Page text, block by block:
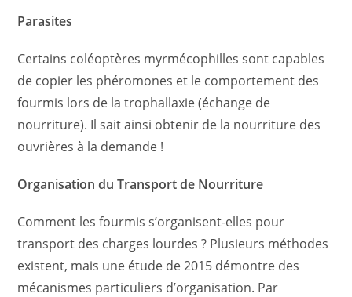
Parasites
Certains coléoptères myrmécophilles sont capables
de copier les phéromones et le comportement des
fourmis lors de la trophallaxie (échange de
nourriture). Il sait ainsi obtenir de la nourriture des
ouvrières à la demande !
Organisation du Transport de Nourriture
Comment les fourmis s’organisent-elles pour
transport des charges lourdes ? Plusieurs méthodes
existent, mais une étude de 2015 démontre des
mécanismes particuliers d’organisation. Par